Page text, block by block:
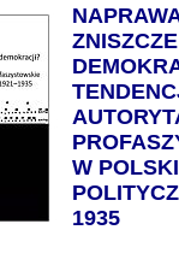
W
1935